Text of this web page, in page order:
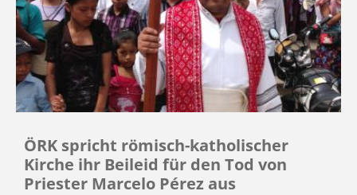
ÖRK spricht römisch-katholischer
Kirche ihr Beileid für den Tod von
Priester Marcelo Pérez aus